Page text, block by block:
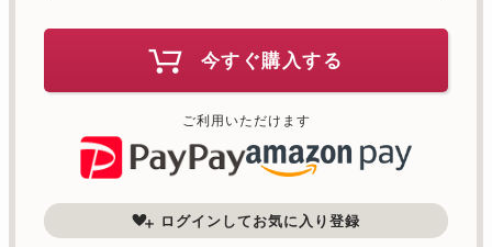
今すぐ購入する
ご利用いただけます
ログインしてお気に入り登録